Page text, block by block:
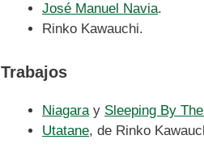
José Manuel Navia.
Rinko Kawauchi.
Trabajos
Niagara y Sleeping By
Utatane, de Rinko